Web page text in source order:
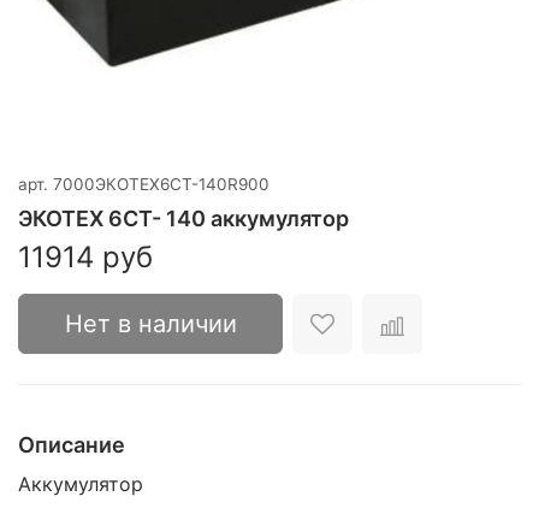
арт. 7000ЭКОТЕХ6CT-140R900
ЭКОТЕХ 6CT- 140 аккумулятор
11914 руб
Нет в наличии
Описание
Аккумулятор